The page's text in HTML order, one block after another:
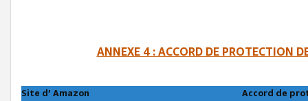
ANNEXE 4 : ACCORD DE PROTECTION
Site d’ Amazon
Accord de